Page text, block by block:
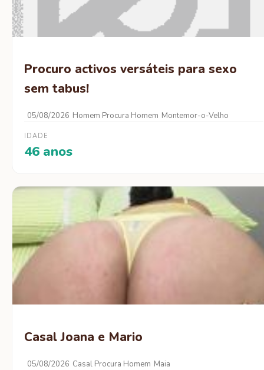
Procuro activos versáteis para sexo
sem tabus!
05/08/2026 Homem Procura Homem Montemor-o-Velho
IDADE
46 anos
Casal Joana e Mario
05/08/2026 Casal Procura Homem Maia